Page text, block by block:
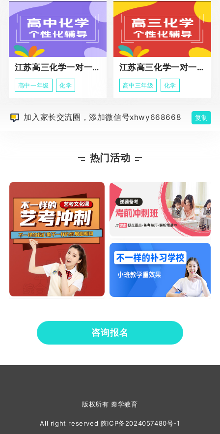
江苏高三化学一对一个性化辅导
高中一年级 化学
江苏高三化学一对一冲刺辅导课程
高中三年级 化学
加入家长交流圈，添加微信号xhwy668668 复制
热门活动
咨询报名
版权所有 秦学教育
All right reserved 陕ICP备2024057480号-1